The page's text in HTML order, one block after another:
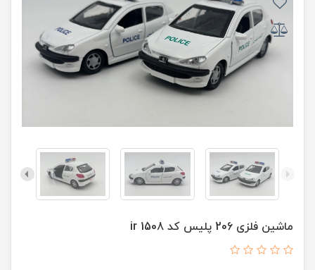
ماشین فلزی 206 پلیس کد 1508 ir